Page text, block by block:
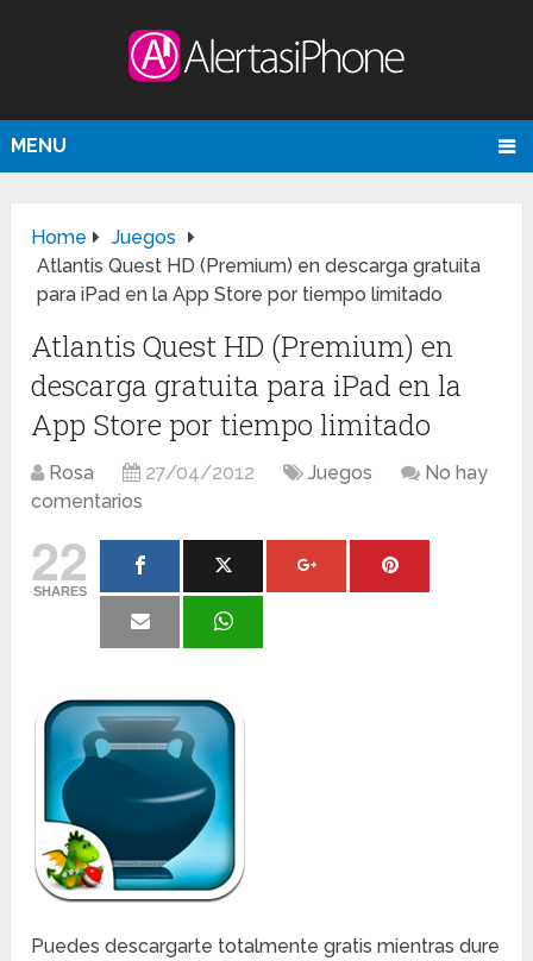
MENU
Home
Juegos
Atlantis Quest HD (Premium) en descarga gratuita
para iPad en la App Store por tiempo limitado
Atlantis Quest HD (Premium) en
descarga gratuita para iPad en la
App Store por tiempo limitado
Rosa 27/04/2012 Juegos
No hay
comentarios
22
SHARES
Puedes descargarte totalmente gratis mientras dure